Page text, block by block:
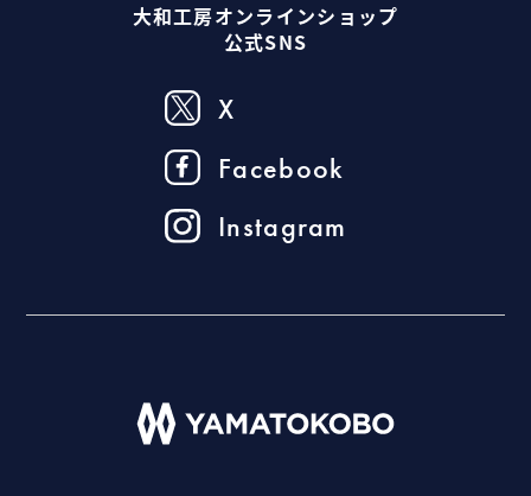
大和工房オンラインショップ
公式SNS
X
Facebook
Instagram